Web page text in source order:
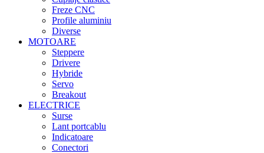
Freze CNC
Profile aluminiu
Diverse
MOTOARE
Steppere
Drivere
Hybride
Servo
Breakout
ELECTRICE
Surse
Lant portcablu
Indicatoare
Conectori